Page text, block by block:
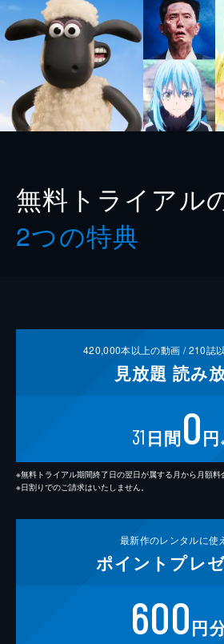
無料トライアル
2つの特典
420,000本以上の動画 /210誌
見放題 読み
31 日間0円
※無料トライアル期間終了日の翌日が属する月から月額料
※日割りでのご請求はいたしません。
最新作のレンタルに使
ポイント プレ
600円